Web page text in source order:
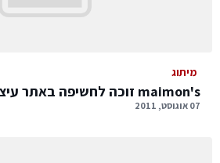
מיתוג
maimon's זוכה לחשיפה באתר עיצוב בינלאומי
07 אוגוסט, 2011